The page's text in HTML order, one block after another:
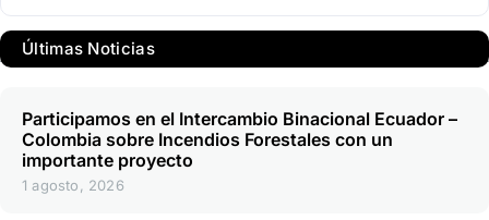
Últimas Noticias
Participamos en el Intercambio Binacional Ecuador –
Colombia sobre Incendios Forestales con un
importante proyecto
1 agosto, 2026